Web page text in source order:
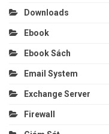
Downloads
Ebook
Ebook Sách
Email System
Exchange Server
Firewall